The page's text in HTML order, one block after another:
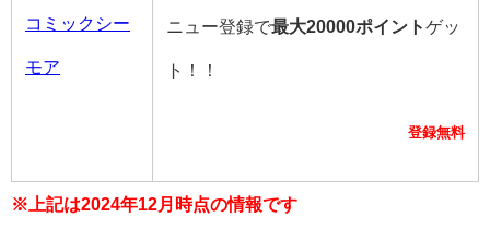
コミックシー
モア
ニュー登録で最大20000ポイントゲッ
ト！！
登録無料
※上記は2024年12月時点の情報です